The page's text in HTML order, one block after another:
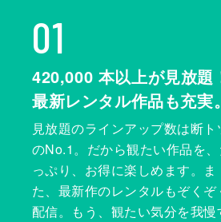
01
420,000 本以上が見放題
最新レンタル作品も充実。
見放題のラインアップ数は断ト
のNo.1。だから観たい作品を、
っぷり、お得に楽しめます。ま
た、最新作のレンタルもぞくぞ
配信。もう、観たい気分を我慢